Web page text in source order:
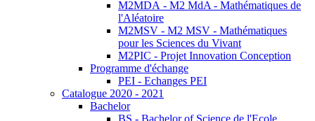
M2MDA - M2 MdA - Mathématiques de
l'Aléatoire
M2MSV - M2 MSV - Mathématiques
pour les Sciences du Vivant
M2PIC - Projet Innovation Conception
Programme d'échange
PEI - Echanges PEI
Catalogue 2020 - 2021
Bachelor
BS - Bachelor of Science de l'Ecole